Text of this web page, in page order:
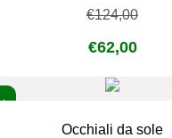
€124,00
€62,00
Occhiali da sole